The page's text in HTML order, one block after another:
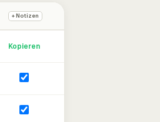
+ Notizen
Kopieren